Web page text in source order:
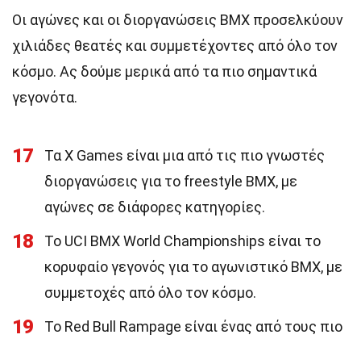
Οι αγώνες και οι διοργανώσεις BMX προσελκύουν
χιλιάδες θεατές και συμμετέχοντες από όλο τον
κόσμο. Ας δούμε μερικά από τα πιο σημαντικά
γεγονότα.
17
Τα X Games είναι μια από τις πιο γνωστές
διοργανώσεις για το freestyle BMX, με
αγώνες σε διάφορες κατηγορίες.
18
Το UCI BMX World Championships είναι το
κορυφαίο γεγονός για το αγωνιστικό BMX, με
συμμετοχές από όλο τον κόσμο.
19
Το Red Bull Rampage είναι ένας από τους πιο